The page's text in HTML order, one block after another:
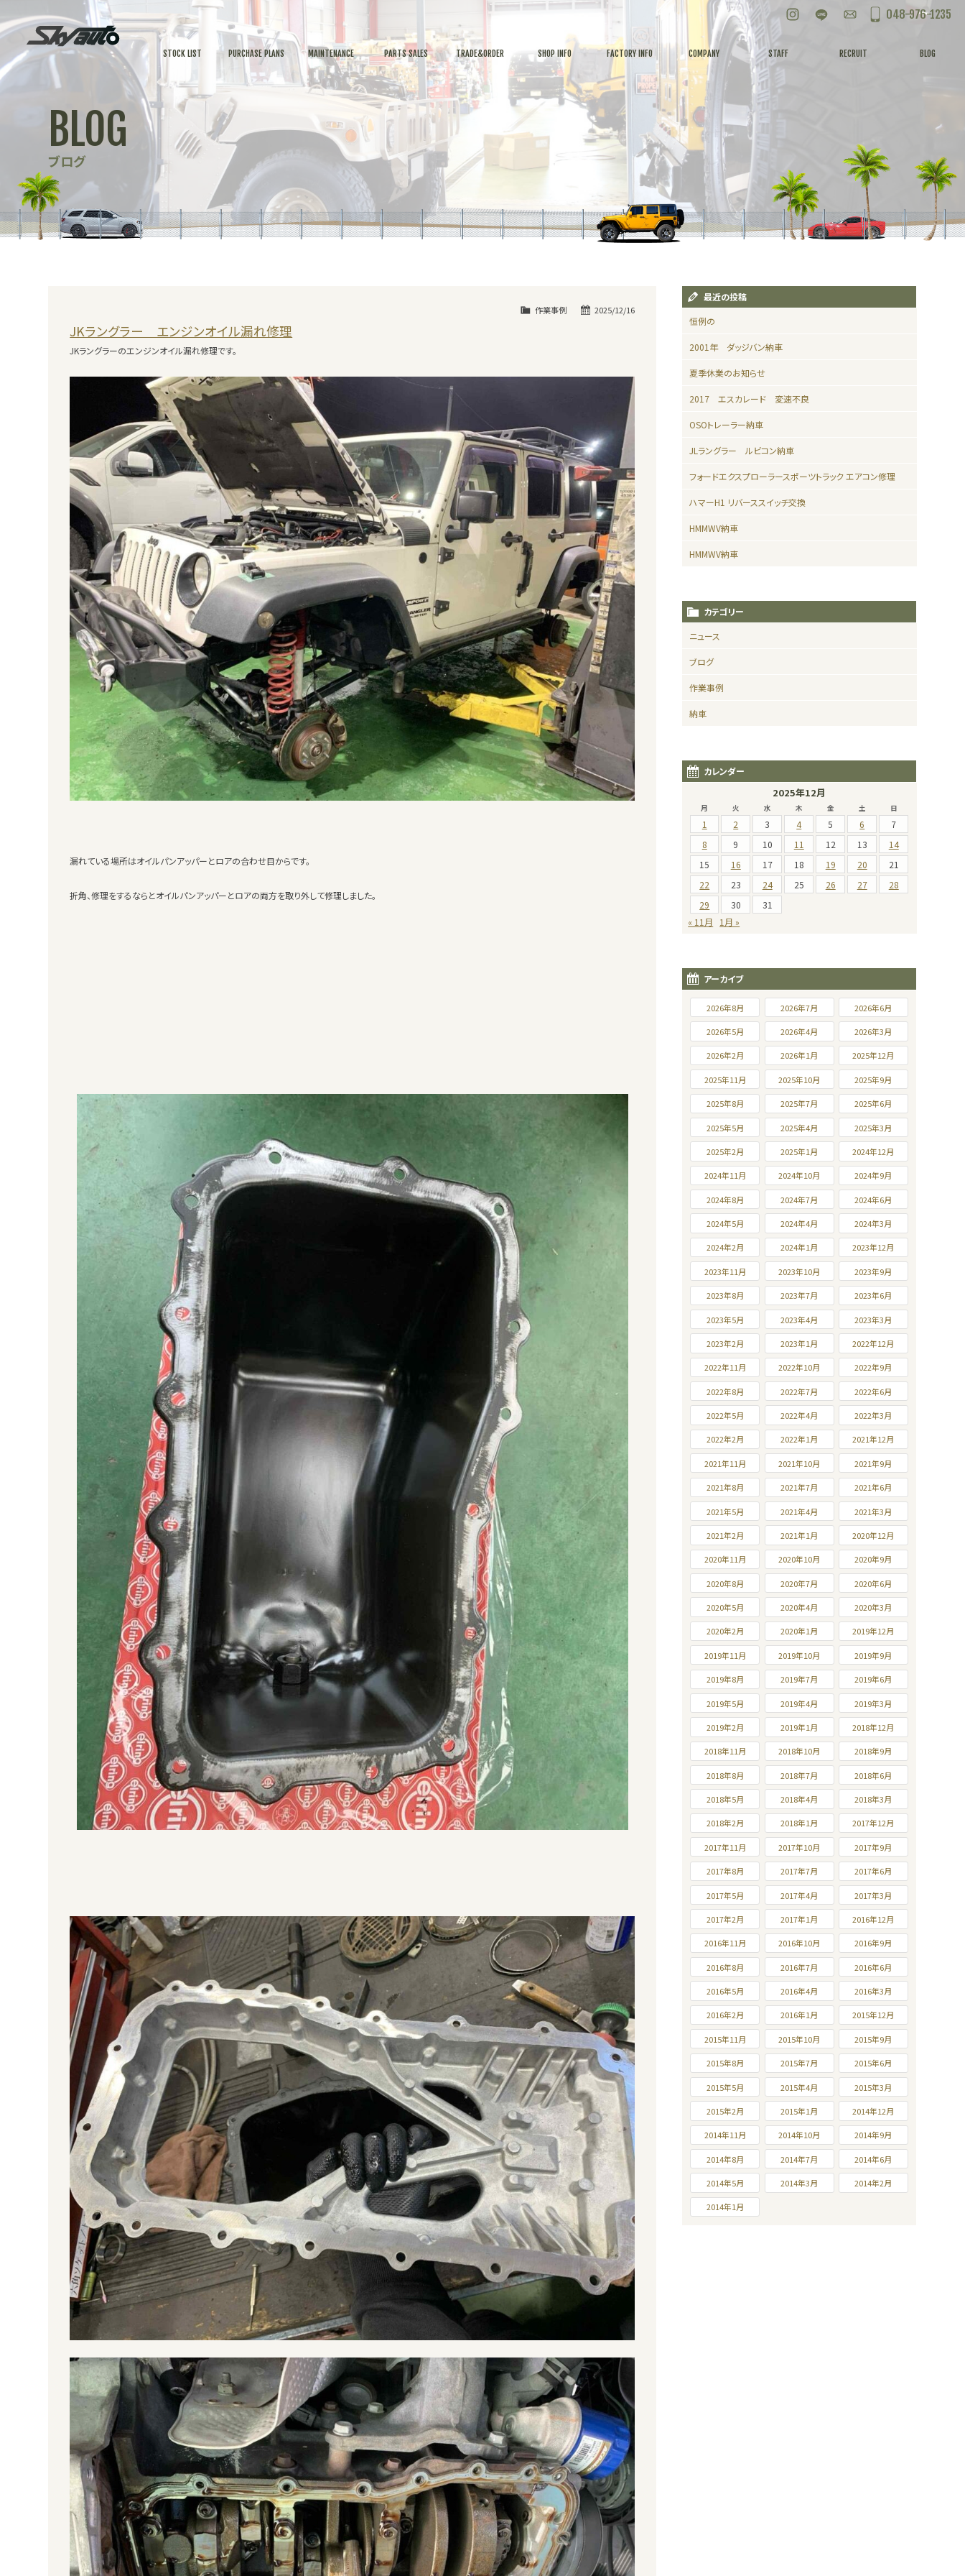
お問い合わせ
048-976-1235
STOCK LIST PURCHASE PLANS MAINTENANCE PARTS SALES TRADE&ORDER SHOP INFO FACTORY INFO COMPANY STAFF RECRUIT BLOG
BLOG
ブログ
2025/12/16
作業事例
JKラングラー エンジンオイル漏れ修理
JKラングラーのエンジンオイル漏れ修理です。
漏れている場所はオイルパンアッパーとロアの合わせ目からです。
折角、修理をするならとオイルパンアッパーとロアの両方を取り外して修理しました。
最近の投稿
恒例の
2001年 ダッジバン納車
夏季休業のお知らせ
2017 エスカレード 変速不良
OSOトレーラー納車
JLラングラー ルビコン納車
フォードエクスプローラースポーツトラック エアコン修理
ハマーH1 リバーススイッチ交換
HMMWV納車
HMMWV納車
カテゴリー
ニュース
ブログ
作業事例
納車
カレンダー
2025年12月
月 火 水 木 金 土 日
1 2 3 4 5 6
7
8
9 10 11 12 13
14
15
16 17 18 19 20
21
22
23 24 25 26 27
28
29
30
31
« 11月
1月 »
アーカイブ
2026年8月 2026年7月 2026年6月
2026年5月 2026年4月 2026年3月
2026年2月 2026年1月 2025年12月
2025年11月 2025年10月 2025年9月
2025年8月 2025年7月 2025年6月
2025年5月 2025年4月 2025年3月
2025年2月 2025年1月 2024年12月
2024年11月 2024年10月 2024年9月
2024年8月 2024年7月 2024年6月
2024年5月 2024年4月 2024年3月
2024年2月 2024年1月 2023年12月
2023年11月 2023年10月 2023年9月
2023年8月 2023年7月 2023年6月
2023年5月 2023年4月 2023年3月
2023年2月 2023年1月 2022年12月
2022年11月 2022年10月 2022年9月
2022年8月 2022年7月 2022年6月
2022年5月 2022年4月 2022年3月
2022年2月 2022年1月 2021年12月
2021年11月 2021年10月 2021年9月
2021年8月 2021年7月 2021年6月
2021年5月 2021年4月 2021年3月
2021年2月 2021年1月 2020年12月
2020年11月 2020年10月 2020年9月
2020年8月 2020年7月 2020年6月
2020年5月 2020年4月 2020年3月
2020年2月 2020年1月 2019年12月
2019年11月 2019年10月 2019年9月
2019年8月 2019年7月 2019年6月
2019年5月 2019年4月 2019年3月
2019年2月 2019年1月 2018年12月
2018年11月 2018年10月 2018年9月
2018年8月 2018年7月 2018年6月
2018年5月 2018年4月 2018年3月
2018年2月 2018年1月 2017年12月
2017年11月 2017年10月 2017年9月
2017年8月 2017年7月 2017年6月
2017年5月 2017年4月 2017年3月
2017年2月 2017年1月 2016年12月
2016年11月 2016年10月 2016年9月
2016年8月 2016年7月 2016年6月
2016年5月 2016年4月 2016年3月
2016年2月 2016年1月 2015年12月
2015年11月 2015年10月 2015年9月
2015年8月 2015年7月 2015年6月
2015年5月 2015年4月 2015年3月
2015年2月 2015年1月 2014年12月
2014年11月 2014年10月 2014年9月
2014年8月 2014年7月 2014年6月
2014年5月 2014年3月 2014年2月
2014年1月